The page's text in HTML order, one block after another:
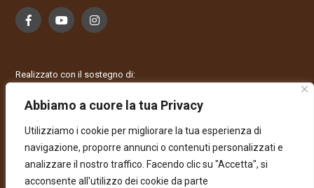
Abbiamo a cuore la tua Privacy
Utilizziamo i cookie per migliorare la tua esperienza di
navigazione, proporre annunci o contenuti personalizzati e
analizzare il nostro traffico. Facendo clic su "Accetta", si
acconsente all'utilizzo dei cookie da parte
Realizzato con il sostegno di: